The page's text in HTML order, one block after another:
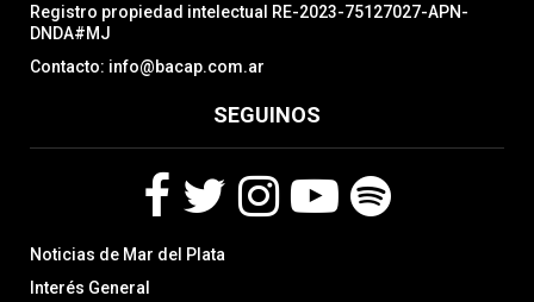
Registro propiedad intelectual RE-2023-75127027-APN-
DNDA#MJ
Contacto: info@bacap.com.ar
SEGUINOS
a
c
w
Noticias de Mar del Plata
Interés General